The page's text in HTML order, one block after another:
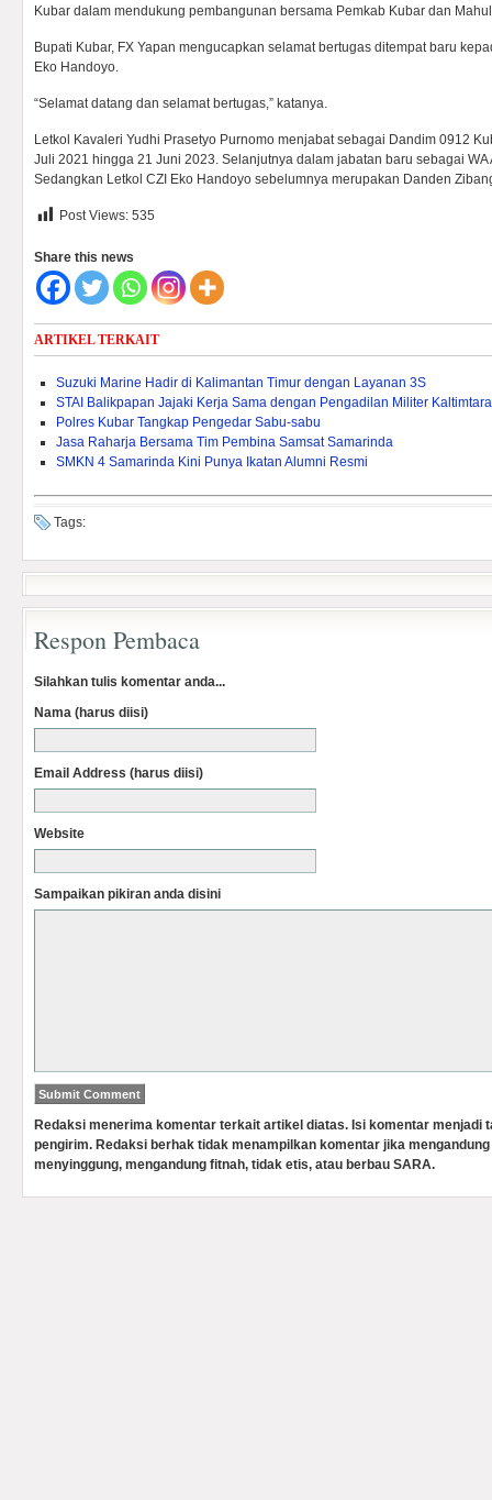
Kubar dalam mendukung pembangunan bersama Pemkab Kubar dan
Bupati Kubar, FX Yapan mengucapkan selamat bertugas ditempat baru
Eko Handoyo.
“Selamat datang dan selamat bertugas,” katanya.
Letkol Kavaleri Yudhi Prasetyo Purnomo menjabat sebagai Dandim 0912
Juli 2021 hingga 21 Juni 2023. Selanjutnya dalam jabatan baru sebagai WA
Sedangkan Letkol CZI Eko Handoyo sebelumnya merupakan Danden
Post Views: 535
Share this news
ARTIKEL TERKAIT
Suzuki Marine Hadir di Kalimantan Timur dengan Layanan 3S
STAI Balikpapan Jajaki Kerja Sama dengan Pengadilan Militer Kaltimtara
Polres Kubar Tangkap Pengedar Sabu-sabu
Jasa Raharja Bersama Tim Pembina Samsat Samarinda
SMKN 4 Samarinda Kini Punya Ikatan Alumni Resmi
Tags:
Respon Pembaca
Silahkan tulis komentar anda...
Nama (harus diisi)
Email Address (harus diisi)
Website
Sampaikan pikiran anda disini
Redaksi menerima komentar terkait artikel diatas. Isi komentar menjadi
pengirim. Redaksi berhak tidak menampilkan komentar jika
menyinggung, mengandung fitnah, tidak etis, atau berbau SARA.